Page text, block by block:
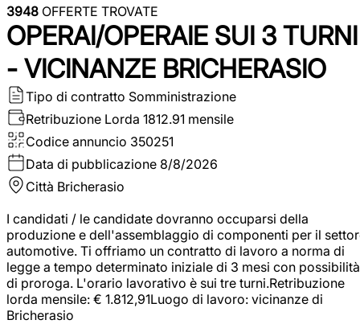
3948 OFFERTE TROVATE
OPERAI/OPERAIE SUI 3 TURNI
- VICINANZE BRICHERASIO
Tipo di contratto Somministrazione
Retribuzione Lorda 1812.91 mensile
Codice annuncio 350251
Data di pubblicazione 8/8/2026
Città Bricherasio
I candidati / le candidate dovranno occuparsi della
produzione e dell'assemblaggio di componenti per il
automotive. Ti offriamo un contratto di lavoro a norma di
legge a tempo determinato iniziale di 3 mesi con possibilità
di proroga. L'orario lavorativo è sui tre turni.Retribuzione
lorda mensile: € 1.812,91Luogo di lavoro: vicinanze di
Bricherasio